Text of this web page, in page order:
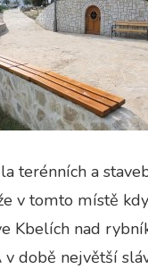
terénních a
v tomto místě
Kbelích nad
v době největší
cookies
Technické
správné
webu a
funkcí,
nabízí.